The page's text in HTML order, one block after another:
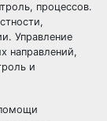
процессов.
Управление
направлений,
и